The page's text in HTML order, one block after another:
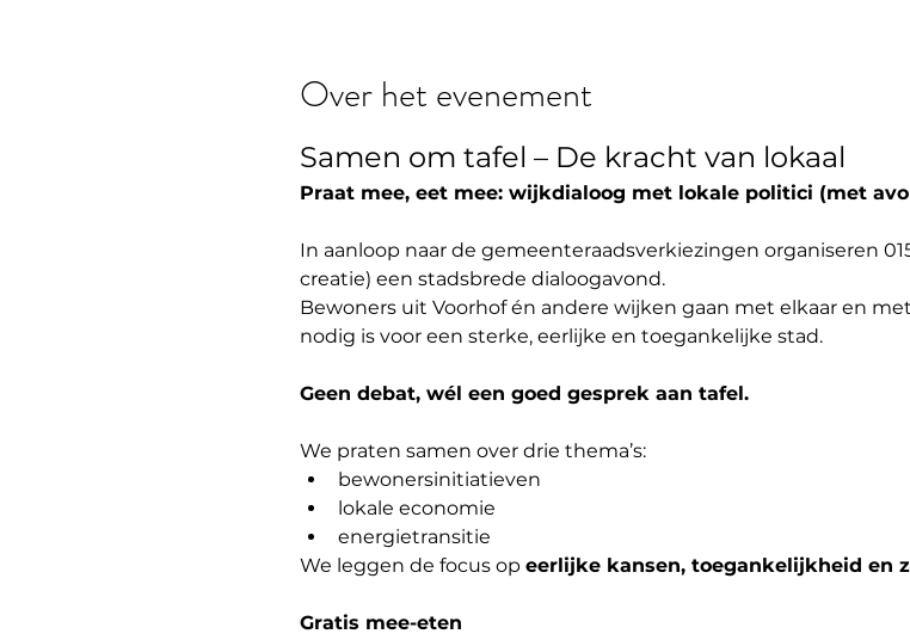
Over het evenement
Samen om tafel – De kracht van lokaal
Praat mee, eet mee: wijkdialoog met lokale politici (met
In aanloop naar de gemeenteraadsverkiezingen organiseren
creatie) een stadsbrede dialoogavond.
Bewoners uit Voorhof én andere wijken gaan met elkaar en
nodig is voor een sterke, eerlijke en toegankelijke stad.
Geen debat, wél een goed gesprek aan tafel.
We praten samen over drie thema’s:
bewonersinitiatieven
lokale economie
energietransitie
We leggen de focus op eerlijke kansen, toegankelijkheid en
Gratis mee-eten